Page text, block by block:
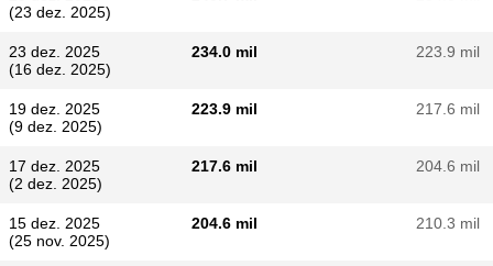
(23 dez. 2025)
23 dez. 2025
(16 dez. 2025)
234.0 mil 223.9 mil
19 dez. 2025
(9 dez. 2025)
223.9 mil 217.6 mil
17 dez. 2025
(2 dez. 2025)
217.6 mil 204.6 mil
15 dez. 2025
(25 nov. 2025)
204.6 mil 210.3 mil